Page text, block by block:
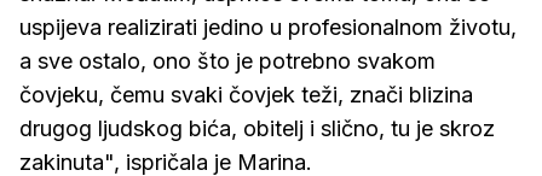
uspijeva realizirati jedino u profesionalnom životu,
a sve ostalo, ono što je potrebno svakom
čovjeku, čemu svaki čovjek teži, znači blizina
drugog ljudskog bića, obitelj i slično, tu je skroz
zakinuta", ispričala je Marina.